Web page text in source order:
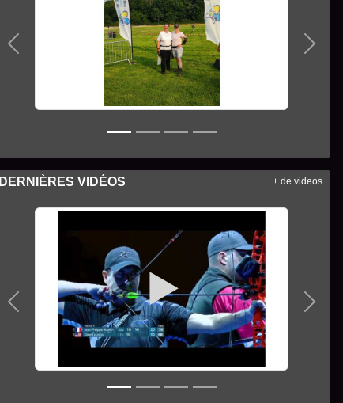
Précedent
DERNIÈRES VIDÉOS
Précedent
+ de videos